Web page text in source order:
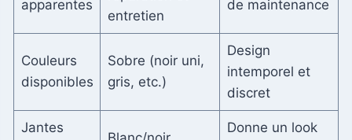
apparentes
entretien
de maintenance
Couleurs
disponibles
Sobre (noir uni,
gris, etc.)
Design
intemporel et
discret
Jantes Donne un look